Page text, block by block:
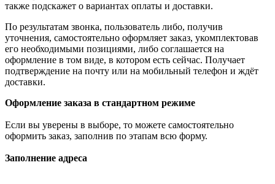
также подскажет о вариантах оплаты и доставки.
По результатам звонка, пользователь либо, получив
уточнения, самостоятельно оформляет заказ, укомплектовав
его необходимыми позициями, либо соглашается на
оформление в том виде, в котором есть сейчас. Получает
подтверждение на почту или на мобильный телефон и ждёт
доставки.
Оформление заказа в стандартном режиме
Если вы уверены в выборе, то можете самостоятельно
оформить заказ, заполнив по этапам всю форму.
Заполнение адреса